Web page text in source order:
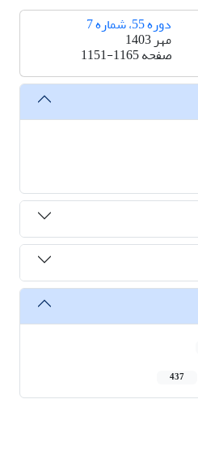
دوره 55، شماره 7
مهر 1403
صفحه1151-1165
437